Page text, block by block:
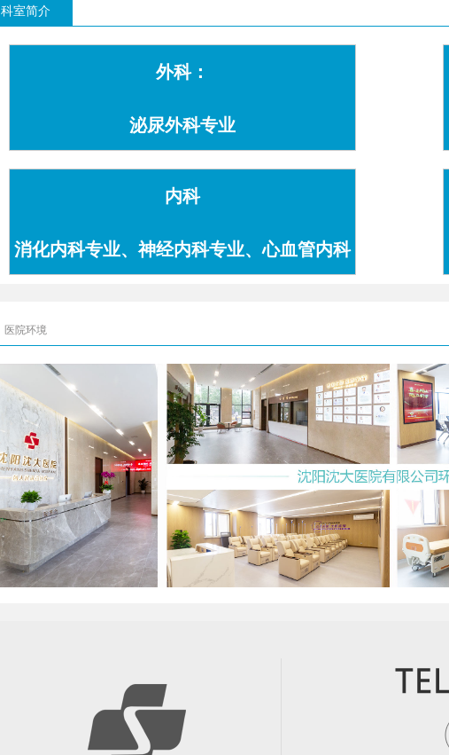
科室简介
外科：
泌尿外科专业
内科
消化内科专业、神经内科专业、心血管内科
医院环境